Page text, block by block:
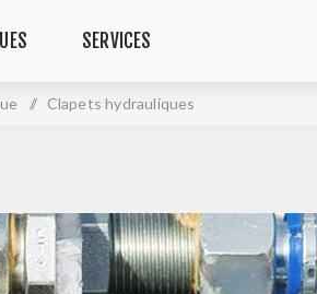
SERVICES
/ Clapets hydrauliques